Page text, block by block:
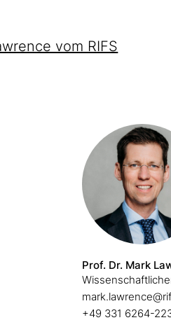
vom RIFS
Prof. Dr. Mark
+49 331 6264-